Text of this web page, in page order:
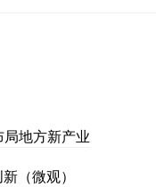
地方新产业
（微观）